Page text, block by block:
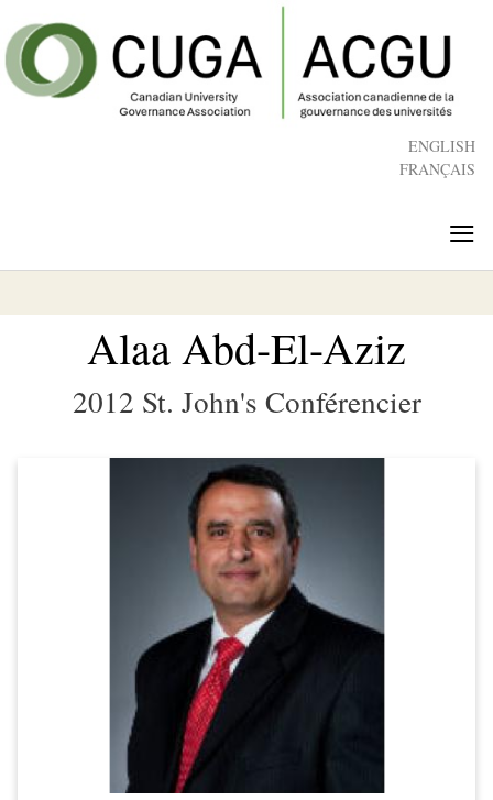
to
main
content
ENGLISH
FRANÇAIS
≡
Alaa Abd-El-Aziz
2012 St. John's Conférencier